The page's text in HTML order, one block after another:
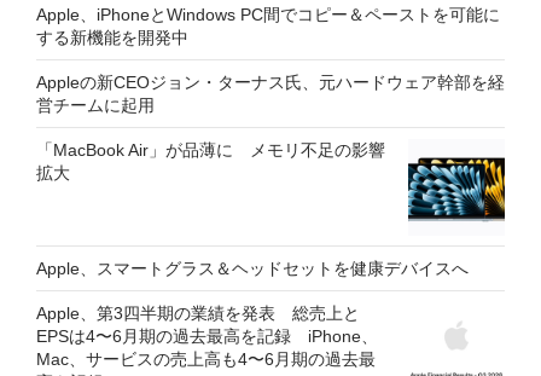
Apple、iPhoneとWindows PC間でコピー＆ペーストを可能に
する新機能を開発中
Appleの新CEOジョン・ターナス氏、元ハードウェア幹部を経
営チームに起用
「MacBook Air」が品薄に メモリ不足の影響
拡大
Apple、スマートグラス＆ヘッドセットを健康デバイスへ
Apple、第3四半期の業績を発表 総売上と
EPSは4〜6月期の過去最高を記録 iPhone、
Mac、サービスの売上高も4〜6月期の過去最